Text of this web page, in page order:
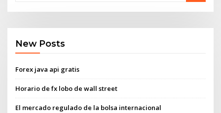
New Posts
Forex java api gratis
Horario de fx lobo de wall street
El mercado regulado de la bolsa internacional